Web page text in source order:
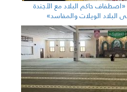
حاكم البلاد مع الأجندة
الويلات والمفاسد»